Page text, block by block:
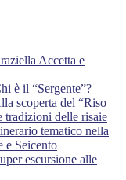
Accetta e
è il “Sergente”?
scoperta del “Riso
tradizioni delle risaie
tematico nella
e Seicento
escursione alle